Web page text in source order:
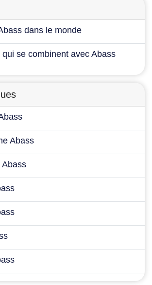
dans le monde
qui se combinent avec Abass
Abass
Abass